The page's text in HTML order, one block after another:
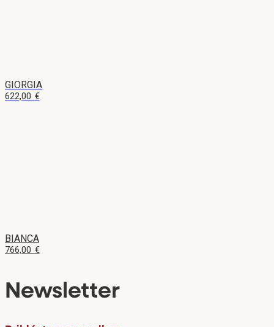
GIORGIA
622,00 €
BIANCA
766,00 €
Newsletter